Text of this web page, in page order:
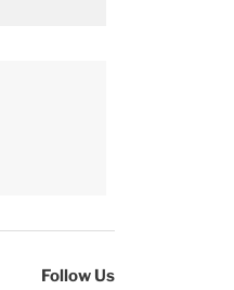
Follow Us